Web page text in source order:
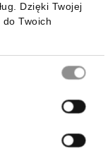
Dzięki Twojej
Twoich